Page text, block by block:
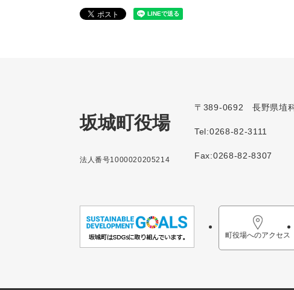
坂城町役場
法人番号1000020205214
〒389-0692 長野県埴
Tel:0268-82-3111
Fax:0268-82-8307
町役場へのアクセス